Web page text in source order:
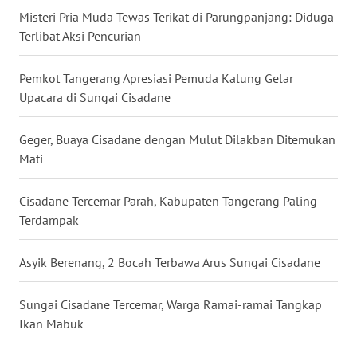
Misteri Pria Muda Tewas Terikat di Parungpanjang: Diduga
Terlibat Aksi Pencurian
Pemkot Tangerang Apresiasi Pemuda Kalung Gelar
Upacara di Sungai Cisadane
Geger, Buaya Cisadane dengan Mulut Dilakban Ditemukan
Mati
Cisadane Tercemar Parah, Kabupaten Tangerang Paling
Terdampak
Asyik Berenang, 2 Bocah Terbawa Arus Sungai Cisadane
Sungai Cisadane Tercemar, Warga Ramai-ramai Tangkap
Ikan Mabuk
WN
BABEL
WN
SUMBAR
WN
SUMSEL
WN
BENGKULU
WN
WN